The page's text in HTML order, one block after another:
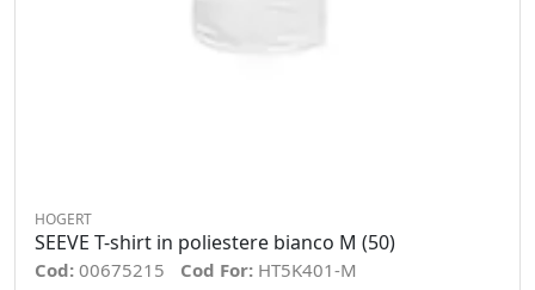
HOGERT
SEEVE T-shirt in poliestere bianco M (50)
Cod: 00675215 Cod For: HT5K401-M